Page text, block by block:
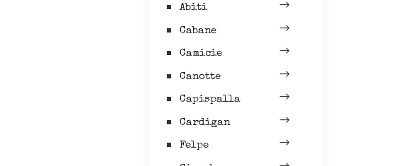
Abiti
Cabane
Camicie
Canotte
Capispalla
Cardigan
Felpe